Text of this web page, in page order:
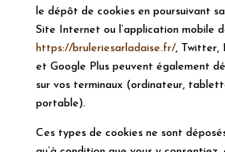
le dépôt de cookies en poursuivant
Site Internet ou l’application mobile
https://bruleriesarladaise.fr/, Twitter,
et Google Plus peuvent également
sur vos terminaux (ordinateur,
portable).
Ces types de cookies ne sont